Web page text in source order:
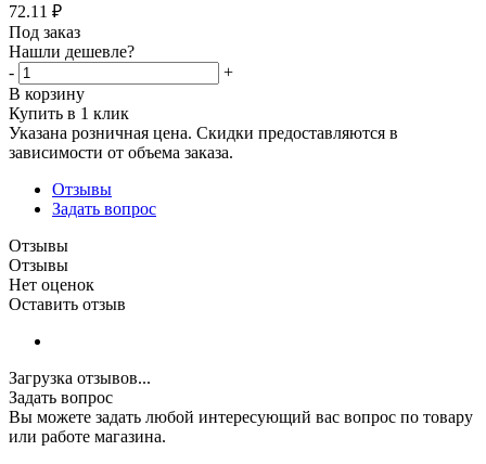
72.11 ₽
Под заказ
Нашли дешевле?
-
+
В корзину
Купить в 1 клик
Указана розничная цена. Скидки предоставляются в
зависимости от объема заказа.
Отзывы
Задать вопрос
Отзывы
Отзывы
Нет оценок
Оставить отзыв
Загрузка отзывов...
Задать вопрос
Вы можете задать любой интересующий вас вопрос по товару
или работе магазина.